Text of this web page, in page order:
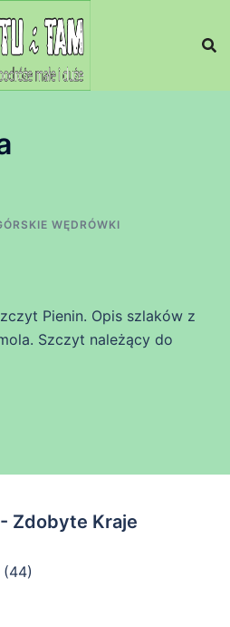
WĘDRÓWKI
Pienin. Opis szlaków z
Szczyt należący do
Zdobyte Kraje
(44)